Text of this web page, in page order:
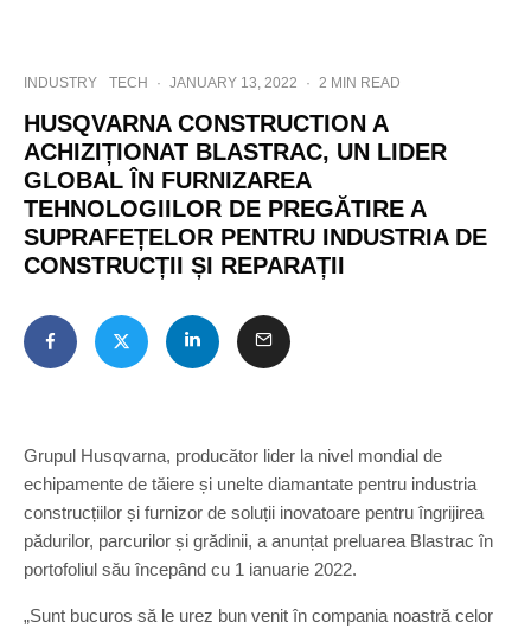
INDUSTRY TECH · JANUARY 13, 2022 · 2 MIN READ
HUSQVARNA CONSTRUCTION A
ACHIZIȚIONAT BLASTRAC, UN LIDER
GLOBAL ÎN FURNIZAREA
TEHNOLOGIILOR DE PREGĂTIRE A
SUPRAFEȚELOR PENTRU INDUSTRIA DE
CONSTRUCȚII ȘI REPARAȚII
Grupul Husqvarna, producător lider la nivel mondial de
echipamente de tăiere și unelte diamantate pentru industria
construcțiilor și furnizor de soluții inovatoare pentru îngrijirea
pădurilor, parcurilor și grădinii, a anunțat preluarea Blastrac în
portofoliul său începând cu 1 ianuarie 2022.
„Sunt bucuros să le urez bun venit în compania noastră celor